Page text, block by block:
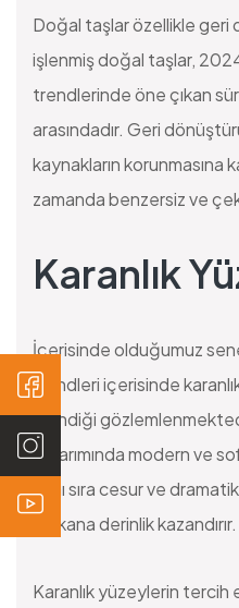
Doğal taşlar özellikle geri
işlenmiş doğal taşlar,
trendlerinde öne çıkan
arasındadır. Geri
kaynakların korunmasına
zamanda benzersiz ve
Karanlık
İçerisinde olduğumuz
trendleri içerisinde
edindiği
tasarımında modern ve
yanı sıra cesur ve
mekana derinlik kazandırır.
Karanlık yüzeylerin tercih